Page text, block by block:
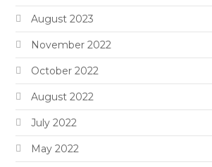
August 2023
November 2022
October 2022
August 2022
July 2022
May 2022